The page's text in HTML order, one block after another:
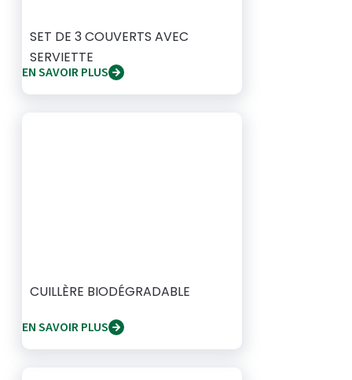
SET DE 3 COUVERTS AVEC
SERVIETTE
EN SAVOIR PLUS
CUILLÈRE BIODÉGRADABLE
EN SAVOIR PLUS